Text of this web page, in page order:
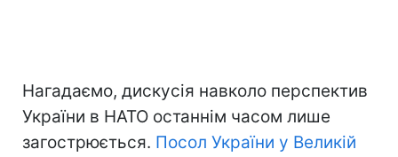
Нагадаємо, дискусія навколо перспектив
України в НАТО останнім часом лише
загострюється. Посол України у Великій